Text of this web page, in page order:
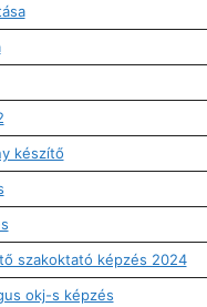
készítő
szakoktató képzés 2024
okj-s képzés